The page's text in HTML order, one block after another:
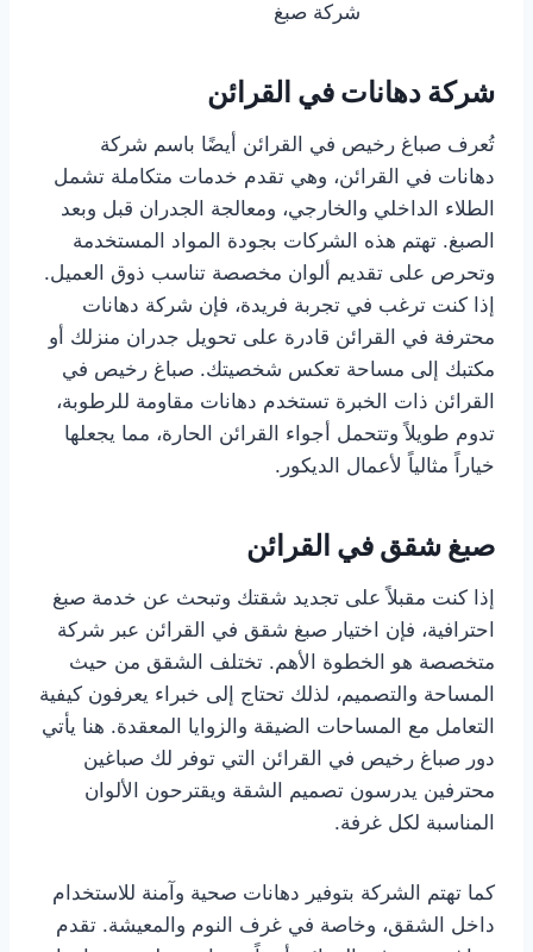
شركة صبغ
شركة دهانات في القرائن
تُعرف صباغ رخيص في القرائن أيضًا باسم شركة
دهانات في القرائن، وهي تقدم خدمات متكاملة تشمل
الطلاء الداخلي والخارجي، ومعالجة الجدران قبل وبعد
الصبغ. تهتم هذه الشركات بجودة المواد المستخدمة
وتحرص على تقديم ألوان مخصصة تناسب ذوق العميل.
إذا كنت ترغب في تجربة فريدة، فإن شركة دهانات
محترفة في القرائن قادرة على تحويل جدران منزلك أو
مكتبك إلى مساحة تعكس شخصيتك. صباغ رخيص في
القرائن ذات الخبرة تستخدم دهانات مقاومة للرطوبة،
تدوم طويلاً وتتحمل أجواء القرائن الحارة، مما يجعلها
خياراً مثالياً لأعمال الديكور.
صبغ شقق في القرائن
إذا كنت مقبلاً على تجديد شقتك وتبحث عن خدمة صبغ
احترافية، فإن اختيار صبغ شقق في القرائن عبر شركة
متخصصة هو الخطوة الأهم. تختلف الشقق من حيث
المساحة والتصميم، لذلك تحتاج إلى خبراء يعرفون كيفية
التعامل مع المساحات الضيقة والزوايا المعقدة. هنا يأتي
دور صباغ رخيص في القرائن التي توفر لك صباغين
محترفين يدرسون تصميم الشقة ويقترحون الألوان
المناسبة لكل غرفة.
كما تهتم الشركة بتوفير دهانات صحية وآمنة للاستخدام
داخل الشقق، وخاصة في غرف النوم والمعيشة. تقدم